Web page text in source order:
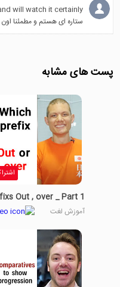
ستاره ای هستم و مطمئنا
پست های مشابه
آموزش لغت